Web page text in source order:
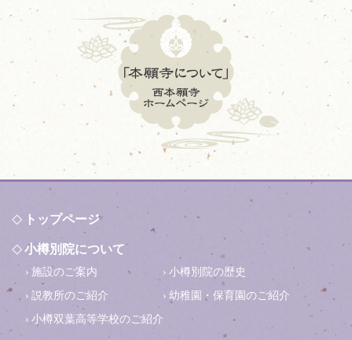
トップページ
小樽別院について
施設のご案内
小樽別院の歴史
説教所のご紹介
幼稚園・保育園のご紹介
小樽双葉高等学校のご紹介